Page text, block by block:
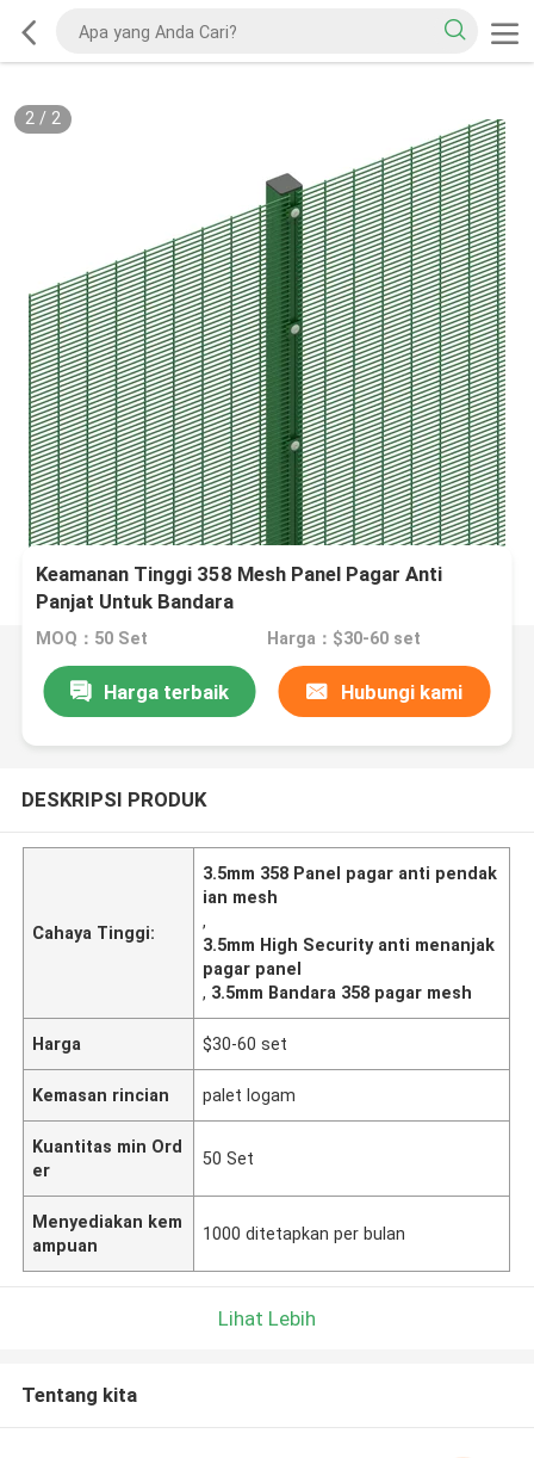
2/ 2
Keamanan Tinggi 358 Mesh Panel Pagar Anti
Panjat Untuk Bandara
MOQ：50 Set Harga：$30-60 set
Harga terbaik Hubungi kami
DESKRIPSI PRODUK
Cahaya Tinggi:
3.5mm 358 Panel pagar anti pendak
ian mesh
,
3.5mm High Security anti menanjak
pagar panel
, 3.5mm Bandara 358 pagar mesh
Harga $30-60 set
Kemasan rincian palet logam
Kuantitas min Ord
er
50 Set
Menyediakan kem
ampuan
1000 ditetapkan per bulan
Lihat Lebih
Tentang kita